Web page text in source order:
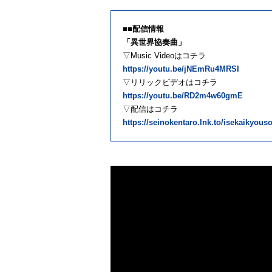
■■配信情報
「異世界協奏曲」
▽Music Videoはコチラ
https://youtu.be/jNEmRu4MRSI
▽リリックビデオはコチラ
https://youtu.be/RD2m4w60gmE
▽配信はコチラ
https://seinokentaro.lnk.to/